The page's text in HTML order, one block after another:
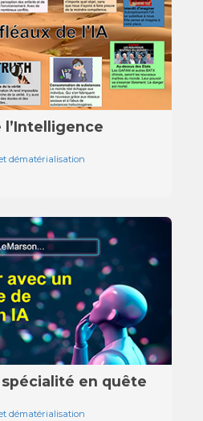
l’Intelligence
dématérialisation
en quête
dématérialisation